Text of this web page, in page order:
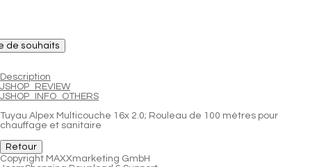
de souhaits
Description
JSHOP_REVIEW
JSHOP_INFO_OTHERS
Tuyau Alpex Multicouche 16x 2.0; Rouleau de 100 mètres pour
chauffage et sanitaire
Copyright MAXXmarketing GmbH